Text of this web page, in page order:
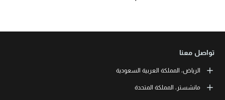
تواصل معنا
الرياض، المملكة العربية السعودية
LEORON Saudi Experts Institute for Training
طريق الملك فهد، حي الرحمانية، برج القمر، الطابق الثالث والعشرون، مبنى
مانشستر، المملكة المتحدة